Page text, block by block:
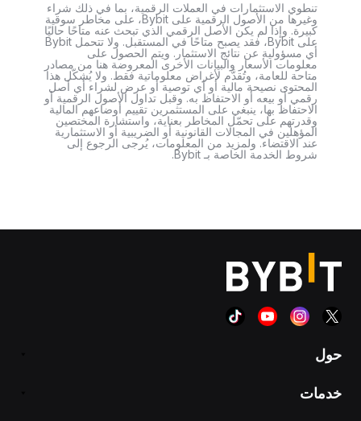
تنطوي الاستثمارات في العملات الرقمية، بما في ذلك شراء
وغيرها من الأصول الرقمية على Bybit، على مخاطر سوقية
كبيرة. وإذا لم يكن الأصل الرقمي الذي تبحث عنه متاحًا حاليًا
على Bybit، فقد يصبح متاحًا في المستقبل. ولا تتحمل Bybit
أي مسؤولية عن نتائج الاستثمار. ويتم الحصول على
معلومات الأسعار والبيانات الأخرى المعروضة هنا من مصادر
متاحة للعامة، وتُقدَّم لأغراض معلوماتية فقط. ولا يُشكّل هذا
المحتوى نصيحة مالية أو أي توصية أو عرض لشراء أي أصل
رقمي أو بيعه أو الاحتفاظ به. وقبل تداول الأصول الرقمية أو
الاحتفاظ بها، ينبغي على المستثمرين تقييم أوضاعهم المالية
وقدرتهم على تحمّل المخاطر بعناية، واستشارة المختصين
المؤهلين في المجالات القانونية أو الضريبية أو الاستثمارية
عند الاقتضاء. ولمزيد من المعلومات، يُرجى الرجوع إلى
شروط الخدمة الخاصة بـ Bybit.
حول
خدمات